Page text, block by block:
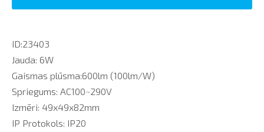
ID:23403
Jauda: 6W
Gaismas plūsma:600lm (100lm/W)
Spriegums: AC100~290V
Izmēri: 49x49x82mm
IP Protokols: IP20